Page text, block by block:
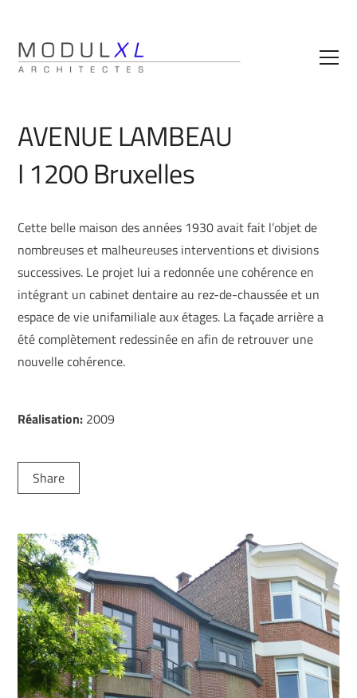
AVENUE LAMBEAU
I 1200 Bruxelles
Cette belle maison des années 1930 avait fait l’objet de
nombreuses et malheureuses interventions et divisions
successives. Le projet lui a redonnée une cohérence en
intégrant un cabinet dentaire au rez-de-chaussée et un
espace de vie unifamiliale aux étages. La façade arrière a
été complètement redessinée en afin de retrouver une
nouvelle cohérence.
Réalisation: 2009
Share